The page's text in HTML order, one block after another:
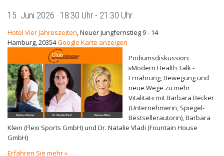
15. Juni 2026 · 18:30 Uhr- 21:30 Uhr
Hotel Vier Jahreszeiten,Neuer Jungfernstieg 9 - 14
Hamburg,20354Google Karte anzeigen
Podiumsdiskussion:
»Modern Health Talk -
Ernährung, Bewegung und
neue Wege zu mehr
Vitalität« mit Barbara Becker
(Unternehmerin, Spiegel-
Bestsellerautorin), Barbara
Klein (Flexi Sports GmbH) und Dr. Natalie Vladi (Fountain House
GmbH)
Erfahren Sie mehr »